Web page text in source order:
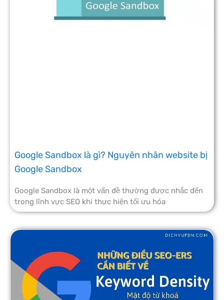
Google Sandbox là gì? Nguyên nhân website bị
Google Sandbox
Google Sandbox là một vấn đề thường được nhắc đến
trong lĩnh vực SEO khi thực hiện tối ưu hóa